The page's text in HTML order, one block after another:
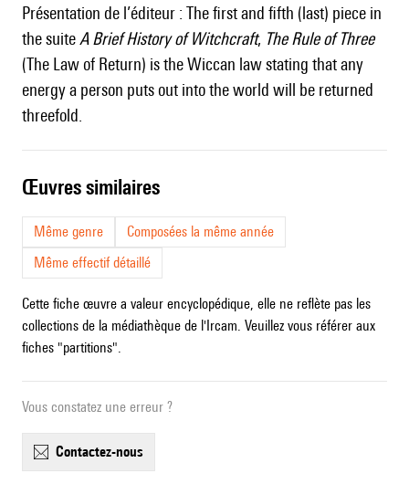
Présentation de l’éditeur : The first and fifth (last) piece in
the suite A Brief History of Witchcraft, The Rule of Three
(The Law of Return) is the Wiccan law stating that any
energy a person puts out into the world will be returned
threefold.
œuvres similaires
Même genre
Composées la même année
Même effectif détaillé
Cette fiche œuvre a valeur encyclopédique, elle ne reflète pas les
collections de la médiathèque de l'Ircam. Veuillez vous référer aux
fiches "partitions".
Vous constatez une erreur ?
contactez-nous